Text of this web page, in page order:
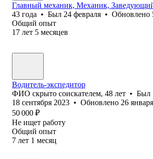
Главный механик, Механик,
43 года • Был 24 февраля • Обновлено
Общий опыт
17 лет 5 месяцев
Водитель-экспедитор
ФИО скрыто соискателем, 48 лет • Был
18 сентября 2023 • Обновлено 26
50 000 ₽
Не ищет работу
Общий опыт
7 лет 1 месяц